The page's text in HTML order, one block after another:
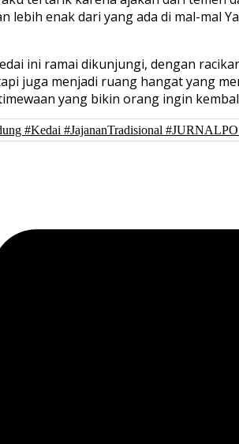
lebih enak dari yang ada di mal-mal
ini ramai dikunjungi, dengan
juga menjadi ruang hangat yang
yang bikin orang ingin
#Kedai #JajananTradisional